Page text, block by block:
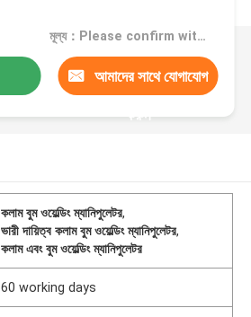
মূল্য：Please confirm with us
আমাদের সাথে যোগাযোগ
করুন
কলাম বুম ওয়েল্ডিং ম্যানিপুলেটর,
ভারী দায়িত্ব কলাম বুম ওয়েল্ডিং ম্যানিপুলেটর,
কলাম এবং বুম ওয়েল্ডিং ম্যানিপুলেটর
60 working days